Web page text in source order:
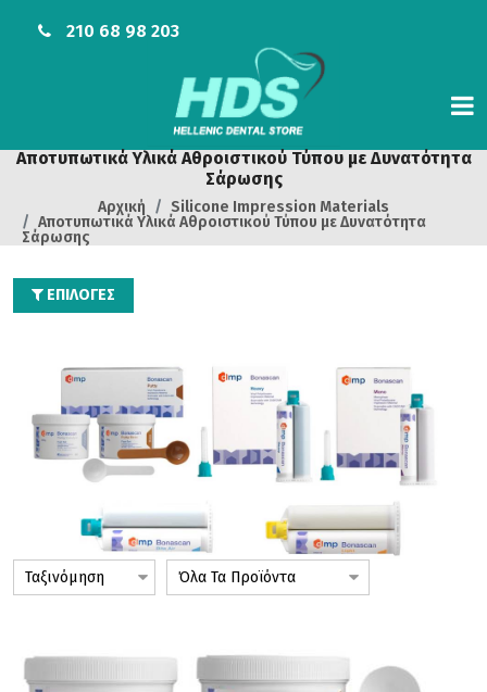
210 68 98 203
Αποτυπωτικά Υλικά Αθροιστικού Τύπου με Δυνατότητα
Σάρωσης
Αρχική
Silicone Impression Materials
Αποτυπωτικά Υλικά Αθροιστικού Τύπου με Δυνατότητα
Σάρωσης
ΕΠΙΛΟΓΕΣ